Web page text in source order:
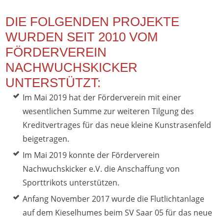
DIE FOLGENDEN PROJEKTE
WURDEN SEIT 2010 VOM
FÖRDERVEREIN
NACHWUCHSKICKER
UNTERSTÜTZT:
Im Mai 2019 hat der Förderverein mit einer
wesentlichen Summe zur weiteren Tilgung des
Kreditvertrages für das neue kleine Kunstrasenfeld
beigetragen.
Im Mai 2019 konnte der Förderverein
Nachwuchskicker e.V. die Anschaffung von
Sporttrikots unterstützen.
Anfang November 2017 wurde die Flutlichtanlage
auf dem Kieselhumes beim SV Saar 05 für das neue